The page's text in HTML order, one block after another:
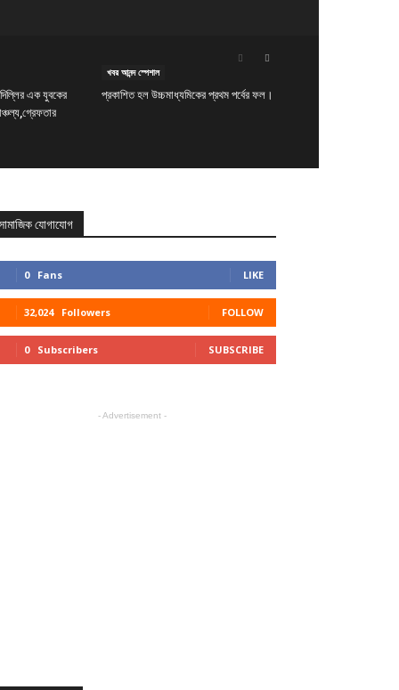
এক যুবকের
খবর আনন্দ স্পেশাল
প্রকাশিত হল উচ্চমাধ্যমিকের প্রথম পর্বের ফল।
যোগাযোগ
0 Fans LIKE
32,024 Followers FOLLOW
0 Subscribers SUBSCRIBE
- Advertisement -